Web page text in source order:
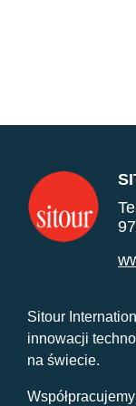
Sitour
innowacji
na świecie.